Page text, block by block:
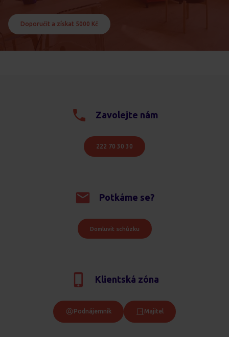
Doporučit a získat 5000 Kč
Zavolejte nám
222 70 30 30
Potkáme se?
Domluvit schůzku
Klientská zóna
Podnájemník Majitel